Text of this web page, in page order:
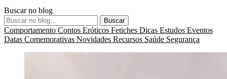
Buscar no blog
Buscar
Comportamento Contos Eróticos Fetiches Dicas Estudos Eventos
Datas Comemorativas Novidades Recursos Saúde Segurança